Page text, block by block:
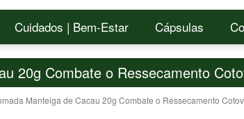
Cuidados | Bem-Estar Cápsulas
20g Combate o Ressecamento
Manteiga de Cacau 20g Combate o Ressecamento